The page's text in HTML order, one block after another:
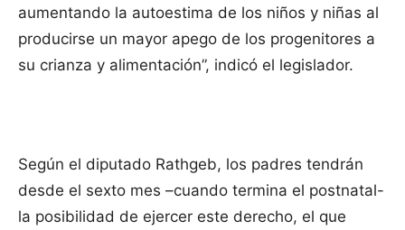
aumentando la autoestima de los niños y niñas al
producirse un mayor apego de los progenitores a
su crianza y alimentación”, indicó el legislador.
Según el diputado Rathgeb, los padres tendrán
desde el sexto mes –cuando termina el postnatal-
la posibilidad de ejercer este derecho, el que